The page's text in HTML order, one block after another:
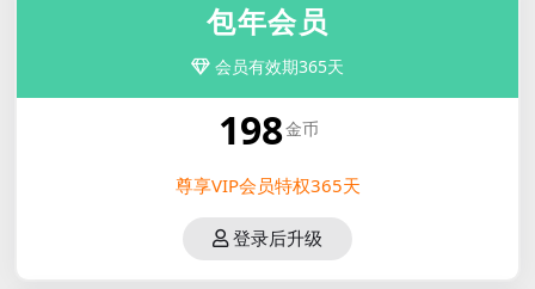
包年会员
会员有效期365天
198金币
尊享VIP会员特权365天
登录后升级